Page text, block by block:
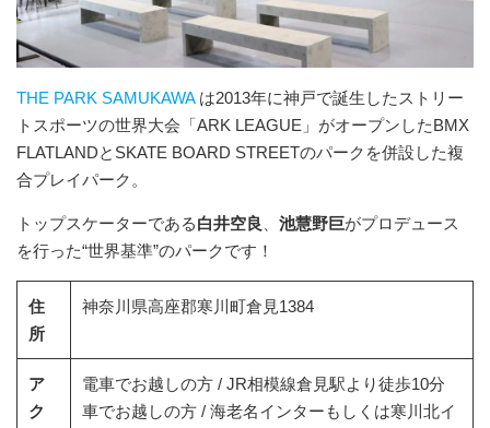
THE PARK SAMUKAWAは2013年に神戸で誕生したストリー
トスポーツの世界大会「ARK LEAGUE」がオープンしたBMX
FLATLANDとSKATE BOARD STREETのパークを併設した複
合プレイパーク。
トップスケーターである白井空良 、 池慧野巨がプロデュース
を行った“世界基準”のパークです！
住
所
神奈川県高座郡寒川町倉見1384
ア
ク
電車でお越しの方 / JR相模線倉見駅より徒歩10分
車でお越しの方 / 海老名インターもしくは寒川北イ